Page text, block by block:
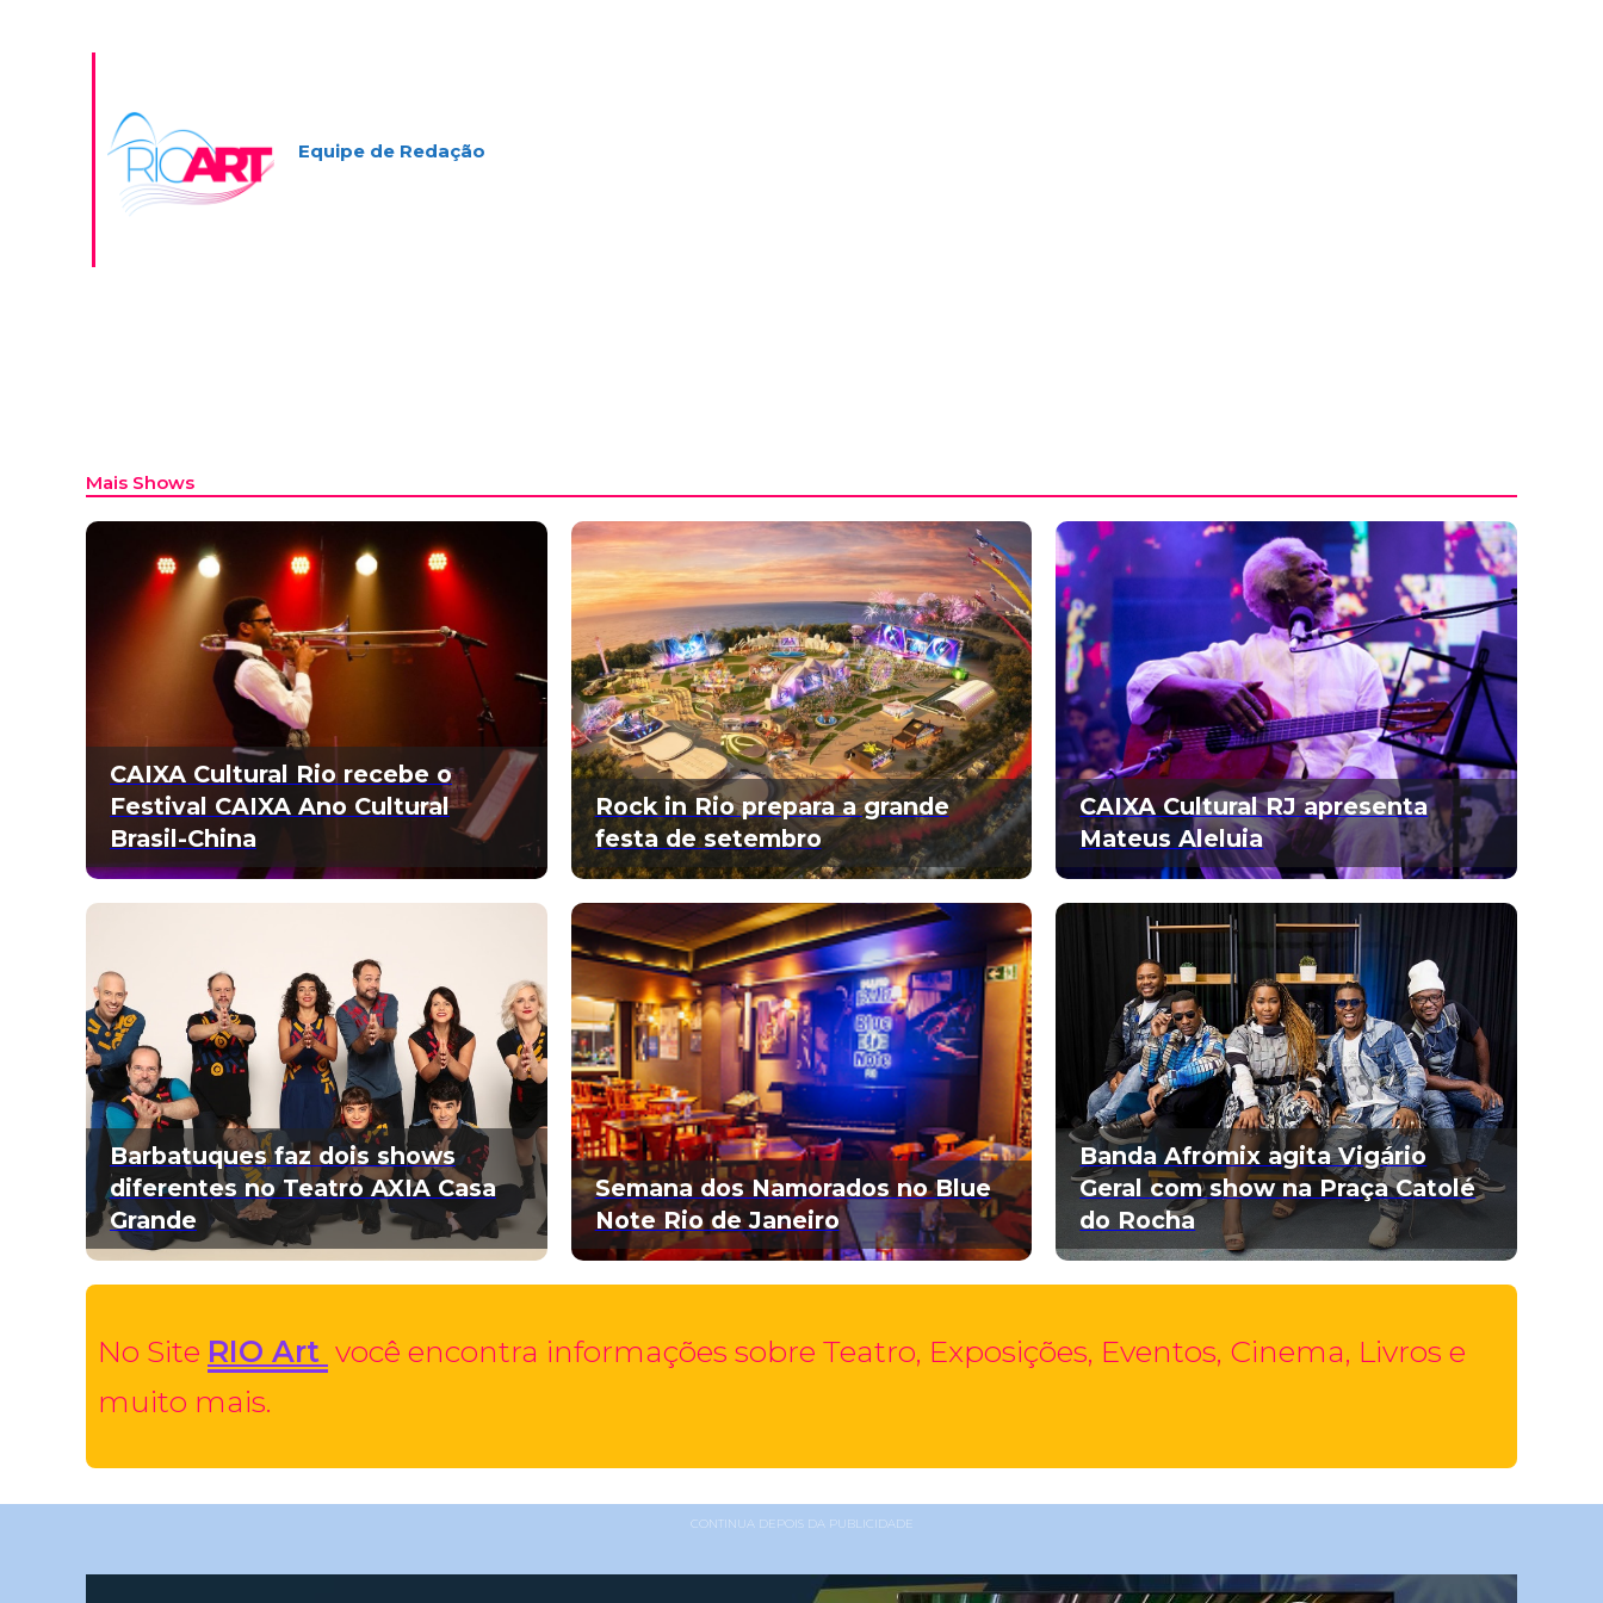
Equipe de Redação
Mais Shows
CAIXA Cultural Rio recebe o
Festival CAIXA Ano Cultural
Brasil-China
Rock in Rio prepara a grande
festa de setembro
CAIXA Cultural RJ apresenta
Mateus Aleluia
Barbatuques faz dois shows
diferentes no Teatro AXIA Casa
Grande
Semana dos Namorados no Blue
Note Rio de Janeiro
Banda Afromix agita Vigário
Geral com show na Praça Catolé
do Rocha
No Site RIO Art você encontra informações sobre Teatro, Exposições, Eventos, Cinema, Livros e
muito mais.
CONTINUA DEPOIS DA PUBLICIDADE